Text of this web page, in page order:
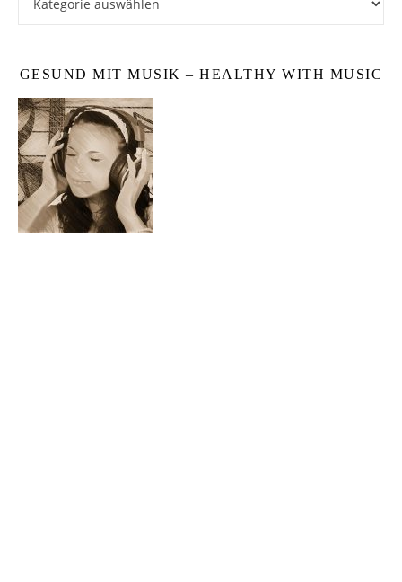
GESUND MIT MUSIK – HEALTHY WITH MUSIC